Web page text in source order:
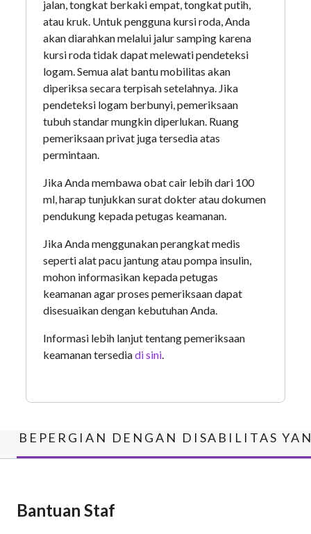
jalan, tongkat berkaki empat, tongkat putih,
atau kruk. Untuk pengguna kursi roda, Anda
akan diarahkan melalui jalur samping karena
kursi roda tidak dapat melewati pendeteksi
logam. Semua alat bantu mobilitas akan
diperiksa secara terpisah setelahnya. Jika
pendeteksi logam berbunyi, pemeriksaan
tubuh standar mungkin diperlukan. Ruang
pemeriksaan privat juga tersedia atas
permintaan.
Jika Anda membawa obat cair lebih dari 100
ml, harap tunjukkan surat dokter atau dokumen
pendukung kepada petugas keamanan.
Jika Anda menggunakan perangkat medis
seperti alat pacu jantung atau pompa insulin,
mohon informasikan kepada petugas
keamanan agar proses pemeriksaan dapat
disesuaikan dengan kebutuhan Anda.
Informasi lebih lanjut tentang pemeriksaan
keamanan tersediadi sini.
BEPERGIAN DENGAN DISABILITAS
Bantuan Staf